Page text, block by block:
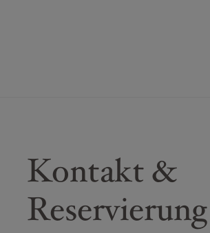
Kontakt &
Reservierung